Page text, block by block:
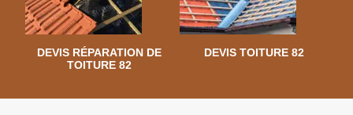
DEVIS RÉPARATION DE
TOITURE 82
DEVIS TOITURE 82